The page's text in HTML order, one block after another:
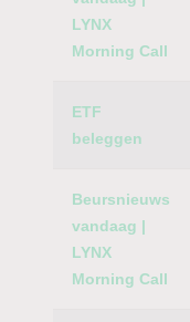
LYNX
Morning Call
ETF
beleggen
Beursnieuws
vandaag |
LYNX
Morning Call